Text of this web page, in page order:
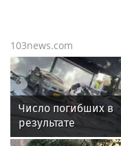
103news.com
Число погибших в
результате
землетрясения в